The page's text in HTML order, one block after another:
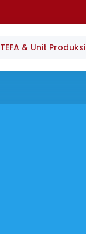
TEFA & Unit Produksi